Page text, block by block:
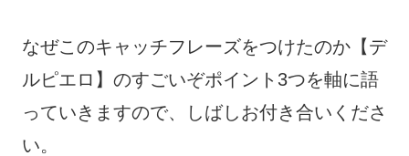
なぜこのキャッチフレーズをつけたのか【デ
ルピエロ】のすごいぞポイント3つを軸に語
っていきますので、しばしお付き合いくださ
い。